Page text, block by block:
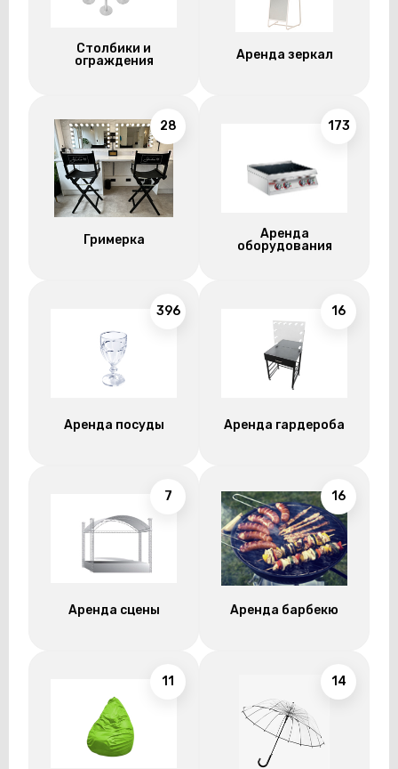
Столбики и
ограждения
Аренда зеркал
28
Гримерка
173
Аренда
оборудования
396
Аренда посуды
16
Аренда гардероба
7
Аренда сцены
16
Аренда барбекю
11 14